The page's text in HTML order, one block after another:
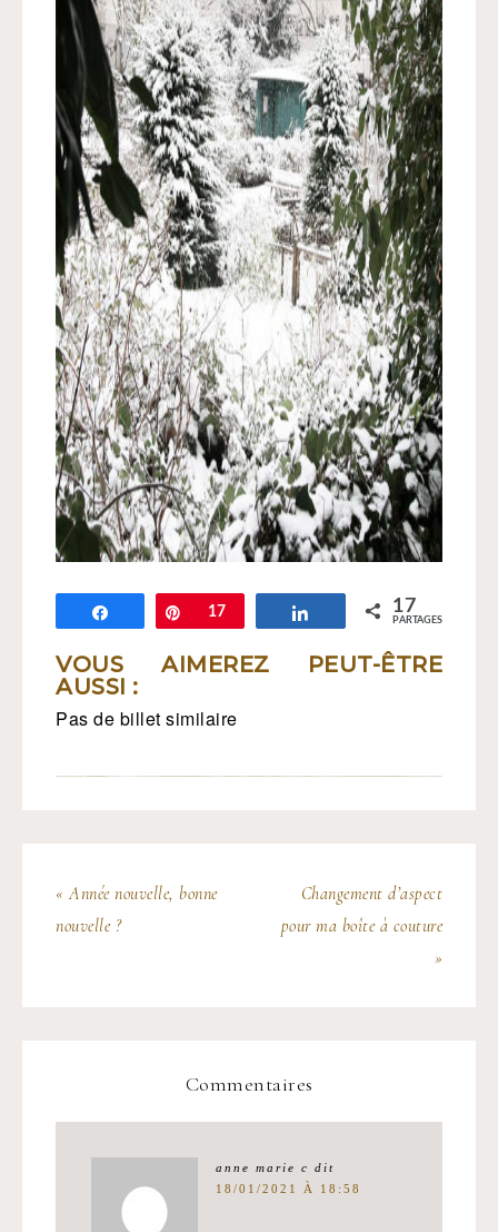
Partagez Épingle
17 Partagez 17
PARTAGES
VOUS AIMEREZ PEUT-ÊTRE
AUSSI :
Pas de billet similaire
« Année nouvelle, bonne
nouvelle ?
Changement d’aspect
pour ma boîte à couture
»
Commentaires
anne marie c dit
18/01/2021 À 18:58